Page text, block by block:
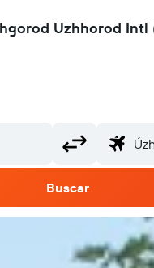
Uzhhorod Intl
Buscar